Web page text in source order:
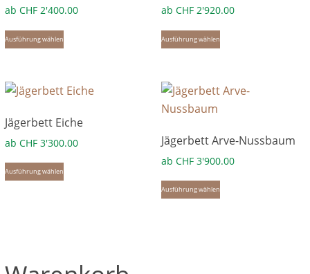
ab CHF 2'400.00
Ausführung wählenDieses
Produkt
mehrere
auf.
Die
werden
ab CHF2'920.00
Ausführung wählenDieses
Produkt
mehrere
Die
Optionen
auf
Jägerbett Eiche
ab CHF 3'300.00
Ausführung wählenDieses
Produkt
Jägerbett Arve-Nussbaum
ab CHF3'900.00
Ausführung wählenDieses
Produkt